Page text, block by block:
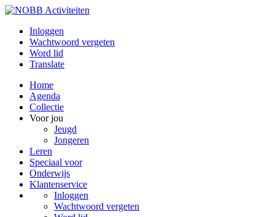
Inloggen
Wachtwoord vergeten
Word lid
Translate
Home
Agenda
Collectie
Voor jou
Jeugd
Jongeren
Leren
Speciaal voor
Onderwijs
Klantenservice
Inloggen
Wachtwoord vergeten